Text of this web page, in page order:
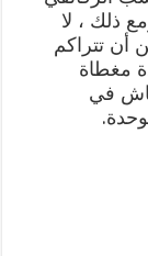
ذلك ، لا
أن تتراكم
مغطاة
في